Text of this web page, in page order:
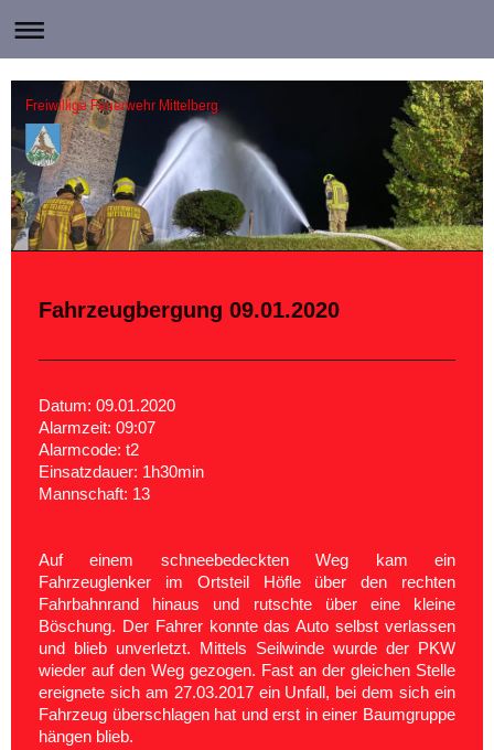
Freiwillige Feuerwehr Mittelberg
Fahrzeugbergung 09.01.2020
Datum: 09.01.2020
Alarmzeit: 09:07
Alarmcode: t2
Einsatzdauer: 1h30min
Mannschaft: 13
Auf einem schneebedeckten Weg kam ein
Fahrzeuglenker im Ortsteil Höfle über den rechten
Fahrbahnrand hinaus und rutschte über eine kleine
Böschung. Der Fahrer konnte das Auto selbst verlassen
und blieb unverletzt. Mittels Seilwinde wurde der PKW
wieder auf den Weg gezogen. Fast an der gleichen Stelle
ereignete sich am 27.03.2017 ein Unfall, bei dem sich ein
Fahrzeug überschlagen hat und erst in einer Baumgruppe
hängen blieb.